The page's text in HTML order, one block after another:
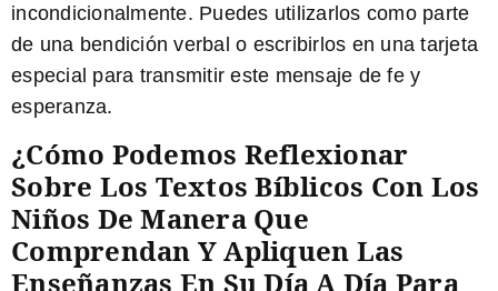
incondicionalmente. Puedes utilizarlos como parte
de una bendición verbal o escribirlos en una tarjeta
especial para transmitir este mensaje de fe y
esperanza.
¿Cómo Podemos Reflexionar
Sobre Los Textos Bíblicos Con Los
Niños De Manera Que
Comprendan Y Apliquen Las
Enseñanzas En Su Día A Día Para